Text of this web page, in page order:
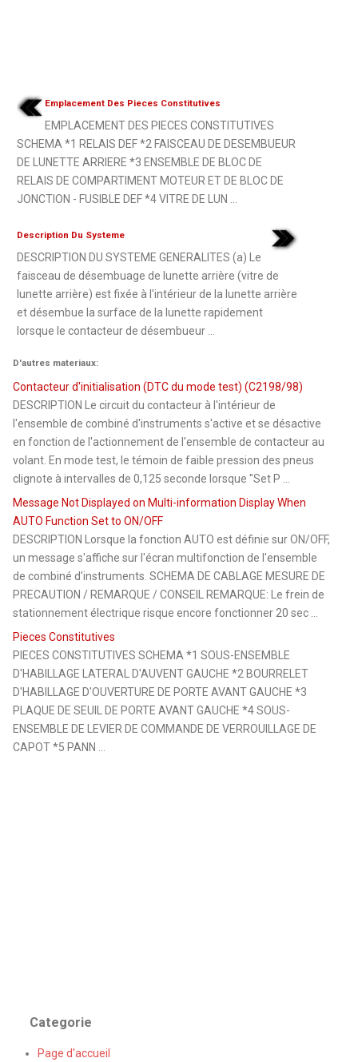
Emplacement Des Pieces Constitutives
EMPLACEMENT DES PIECES CONSTITUTIVES
SCHEMA *1 RELAIS DEF *2 FAISCEAU DE DESEMBUEUR
DE LUNETTE ARRIERE *3 ENSEMBLE DE BLOC DE
RELAIS DE COMPARTIMENT MOTEUR ET DE BLOC DE
JONCTION - FUSIBLE DEF *4 VITRE DE LUN ...
Description Du Systeme
DESCRIPTION DU SYSTEME GENERALITES (a) Le
faisceau de désembuage de lunette arrière (vitre de
lunette arrière) est fixée à l'intérieur de la lunette arrière
et désembue la surface de la lunette rapidement
lorsque le contacteur de désembueur ...
D'autres materiaux:
Contacteur d'initialisation (DTC du mode test) (C2198/98)
DESCRIPTION Le circuit du contacteur à l'intérieur de
l'ensemble de combiné d'instruments s'active et se désactive
en fonction de l'actionnement de l'ensemble de contacteur au
volant. En mode test, le témoin de faible pression des pneus
clignote à intervalles de 0,125 seconde lorsque "Set P ...
Message Not Displayed on Multi-information Display When
AUTO Function Set to ON/OFF
DESCRIPTION Lorsque la fonction AUTO est définie sur ON/OFF,
un message s'affiche sur l'écran multifonction de l'ensemble
de combiné d'instruments. SCHEMA DE CABLAGE MESURE DE
PRECAUTION / REMARQUE / CONSEIL REMARQUE: Le frein de
stationnement électrique risque encore fonctionner 20 sec ...
Pieces Constitutives
PIECES CONSTITUTIVES SCHEMA *1 SOUS-ENSEMBLE
D'HABILLAGE LATERAL D'AUVENT GAUCHE *2 BOURRELET
D'HABILLAGE D'OUVERTURE DE PORTE AVANT GAUCHE *3
PLAQUE DE SEUIL DE PORTE AVANT GAUCHE *4 SOUS-
ENSEMBLE DE LEVIER DE COMMANDE DE VERROUILLAGE DE
CAPOT *5 PANN ...
Categorie
Page d'accueil